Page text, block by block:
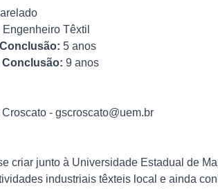
Engenheiro Têxtil
5 anos
Conclusão: 9 anos
- gscroscato@uem.br
criar junto à Universidade Estadual de
industriais têxteis local e ainda